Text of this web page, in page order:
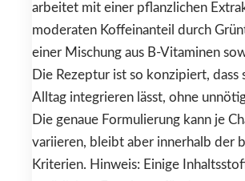
arbeitet mit einer pflanzlichen
moderaten Koffeinanteil durch
einer Mischung aus B-Vitaminen
Die Rezeptur ist so konzipiert, dass
Alltag integrieren lässt, ohne
Die genaue Formulierung kann je
variieren, bleibt aber innerhalb der
Kriterien. Hinweis: Einige